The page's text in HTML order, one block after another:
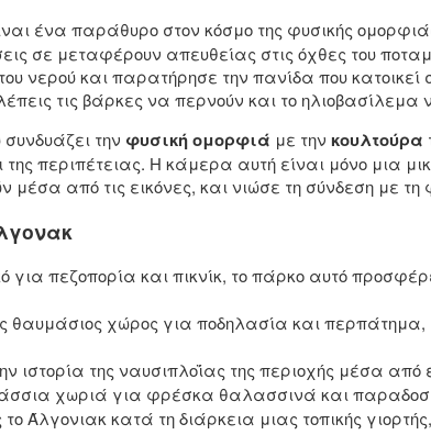
ένα παράθυρο στον κόσμο της φυσικής
σε μεταφέρουν απευθείας στις όχθες του
νερού και παρατήρησε την πανίδα που κατοικεί
τις βάρκες να περνούν και το
την φυσική ομορφιά με την κουλτούρα
της περιπέτειας. Η κάμερα αυτή είναι μόνο μια
από τις εικόνες, και νιώσε τη σύνδεση με
για πεζοπορία και πικνίκ, το πάρκο αυτό
θαυμάσιος χώρος για ποδηλασία και περπάτημα,
ιστορία της ναυσιπλοΐας της περιοχής μέσα
χωριά για φρέσκα θαλασσινά και
το Άλγονιακ κατά τη διάρκεια μιας τοπικής